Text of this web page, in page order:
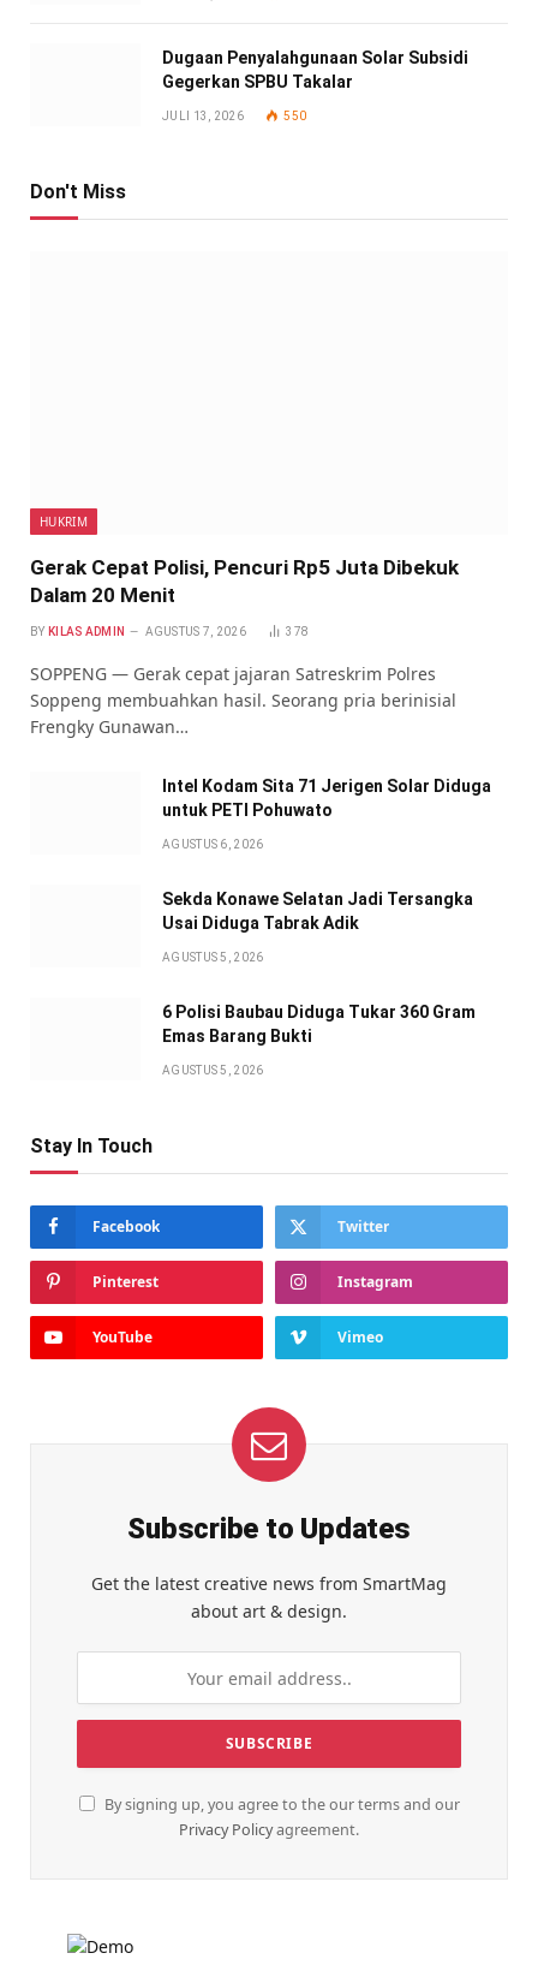
Dugaan Penyalahgunaan Solar Subsidi
Gegerkan SPBU Takalar
JULI 13, 2026 550
Don't Miss
HUKRIM
Gerak Cepat Polisi, Pencuri Rp5 Juta Dibekuk
Dalam 20 Menit
BY KILAS ADMIN AGUSTUS 7, 2026 378
SOPPENG — Gerak cepat jajaran Satreskrim Polres
Soppeng membuahkan hasil. Seorang pria berinisial
Frengky Gunawan…
Intel Kodam Sita 71 Jerigen Solar Diduga
untuk PETI Pohuwato
AGUSTUS 6, 2026
Sekda Konawe Selatan Jadi Tersangka
Usai Diduga Tabrak Adik
AGUSTUS 5, 2026
6 Polisi Baubau Diduga Tukar 360 Gram
Emas Barang Bukti
AGUSTUS 5, 2026
Stay In Touch
Facebook Twitter
Pinterest Instagram
YouTube Vimeo
Subscribe to Updates
Get the latest creative news from SmartMag
about art & design.
By signing up, you agree to the our terms and our
Privacy Policyagreement.